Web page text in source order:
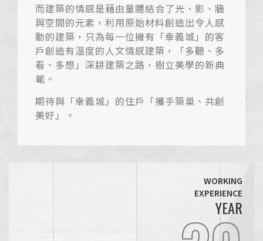
而建築的情感是藉由量體結合了光、影、牆
與空間的元素，利用原始材料創造出令人感
動的建築，只為每一位擁有「幸義城」的客
戶創造有溫度的人文情感建築，「多聽、多
看、多想」深耕建築之路，樹立美學的新典
範。
期待與「幸義城」的住戶「攜手築巢、共創
美好」。
WORKING
EXPERIENCE
YEAR